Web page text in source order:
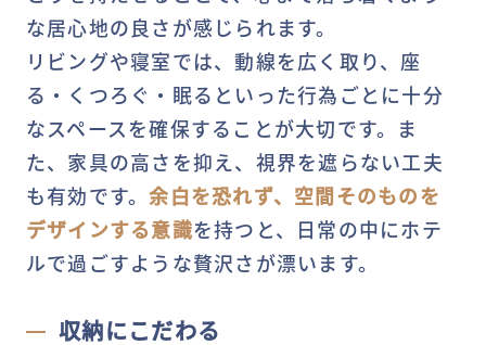
な居心地の良さが感じられます。
リビングや寝室では、動線を広く取り、座
る・くつろぐ・眠るといった行為ごとに十分
なスペースを確保することが大切です。ま
た、家具の高さを抑え、視界を遮らない工夫
も有効です。余白を恐れず、空間そのものを
デザインする意識を持つと、日常の中にホテ
ルで過ごすような贅沢さが漂います。
収納にこだわる